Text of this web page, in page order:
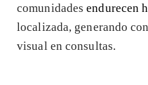
comunidadesendurecen
localizada, generando
visual en consultas.